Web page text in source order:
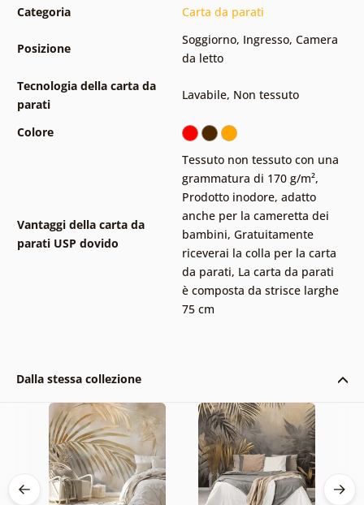
Categoria Carta da parati
Posizione
Soggiorno, Ingresso, Camera
da letto
Tecnologia della carta da
parati
Lavabile, Non tessuto
Colore
Vantaggi della carta da
parati USP dovido
Tessuto non tessuto con una
grammatura di 170 g/m²,
Prodotto inodore, adatto
anche per la cameretta dei
bambini, Gratuitamente
riceverai la colla per la carta
da parati, La carta da parati
è composta da strisce larghe
75 cm
Dalla stessa collezione